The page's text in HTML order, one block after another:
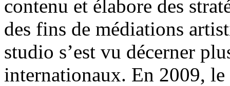
contenu et élabore des
des fins de médiations
studio s’est vu décerner
internationaux. En 2009,